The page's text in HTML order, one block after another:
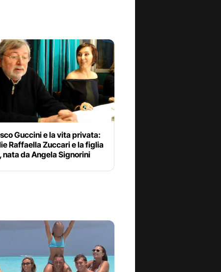
Guccini e la vita privata:
Raffaella Zuccari e la figlia
nata da Angela Signorini